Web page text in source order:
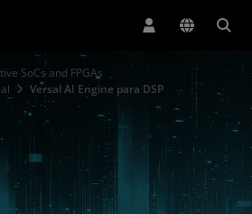
SoCs and FPGAs
Versal AI Engine para DSP